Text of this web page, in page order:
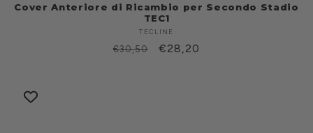
Cover Anteriore di Ricambio per Secondo Stadio
TEC1
Produttore:
TECLINE
Prezzo
€30,50
Prezzo
€28,20